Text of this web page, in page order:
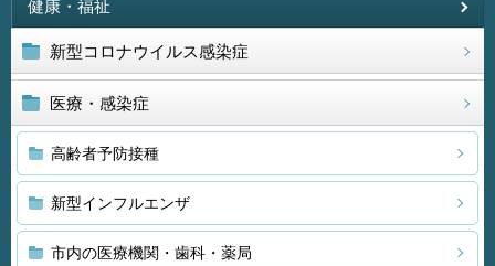
健康・福祉
新型コロナウイルス感染症
医療・感染症
高齢者予防接種
新型インフルエンザ
市内の医療機関・歯科・薬局